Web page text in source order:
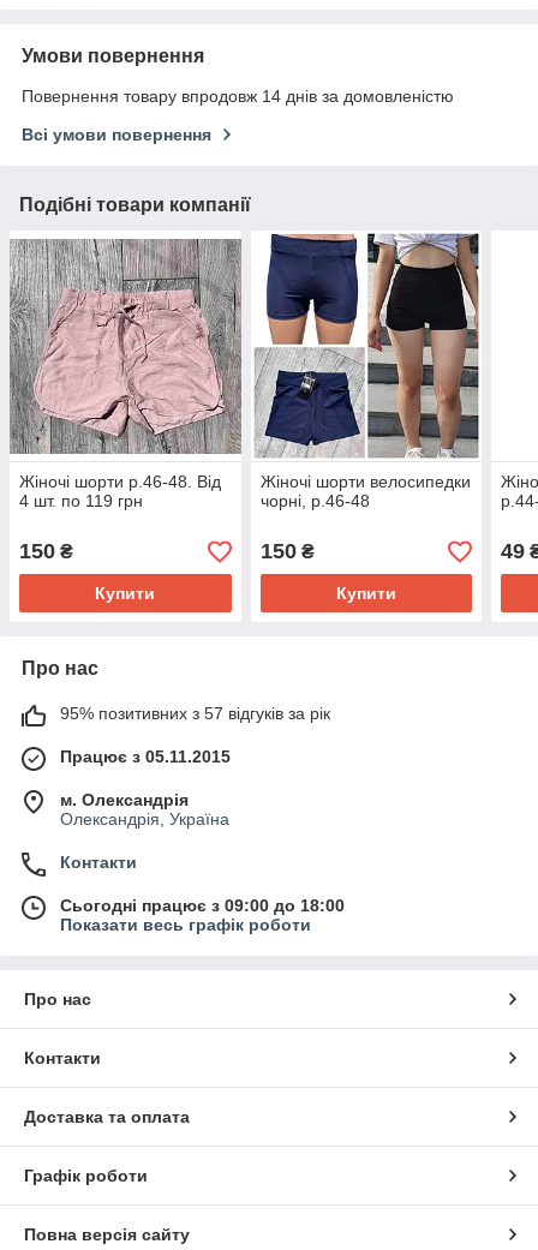
Умови повернення
Повернення товару впродовж 14 днів за домовленістю
Всі умови повернення
Подібні товари компанії
Жіночі шорти р.46-48. Від
4 шт. по 119 грн
150 ₴
Купити
Жіночі шорти велосипедки
чорні, р.46-48
150₴
Купити
49
Про нас
95% позитивних з 57 відгуків за рік
Працює з 05.11.2015
м. Олександрія
Олександрія, Україна
Контакти
Сьогодні працює з 09:00 до 18:00
Показати весь графік роботи
Про нас
Контакти
Доставка та оплата
Графік роботи
Повна версія сайту